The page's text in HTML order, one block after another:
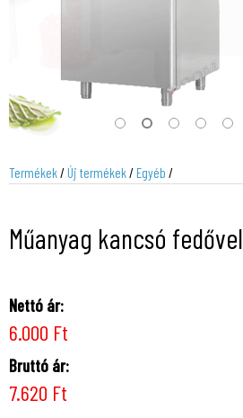
Termékek/Új termékek/Egyéb /
Műanyag kancsó fedővel
Nettó ár:
6.000 Ft
Bruttó ár:
7.620 Ft